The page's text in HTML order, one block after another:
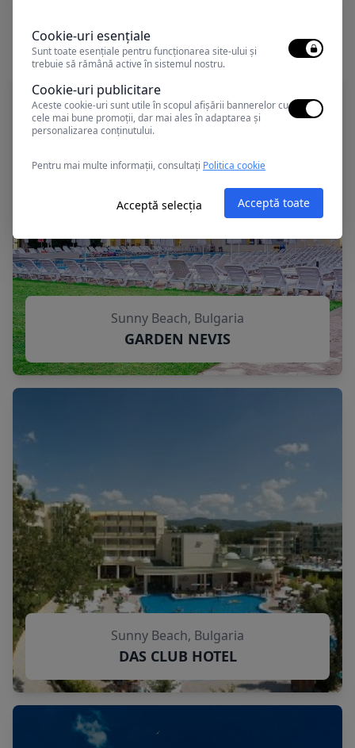
Alte oferte în Sunny Beach
Sunny Beach, Bulgaria
GARDEN NEVIS
Sunny Beach, Bulgaria
DAS CLUB HOTEL
Cookie-uri esențiale
Sunt toate esențiale pentru funcționarea site-ului și
trebuie să rămână active în sistemul nostru.
Cookie-uri publicitare
Aceste cookie-uri sunt utile în scopul afișării bannerelor cu
cele mai bune promoții, dar mai ales în adaptarea și
personalizarea conținutului.
Pentru mai multe informații, consultați Politica cookie
Acceptă selecția Acceptă toate